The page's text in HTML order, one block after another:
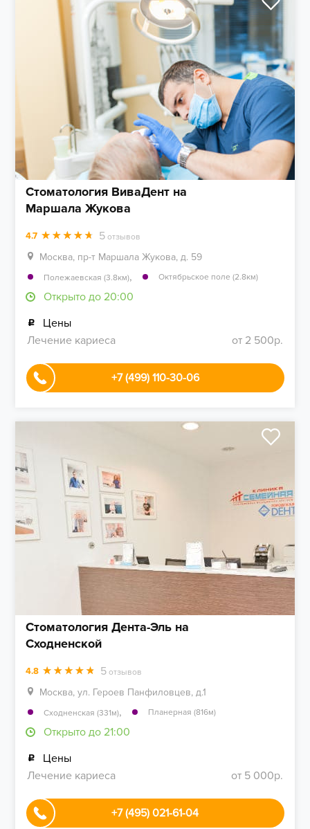
Стоматология ВиваДент на
Маршала Жукова
4.7 5 отзывов
Москва, пр-т Маршала Жукова, д. 59
Полежаевская (3.8км), Октябрьское поле (2.8км)
Открыто до 20:00
Цены
Лечение кариеса
от 2 500р.
+7 (499) 110-30-06
Стоматология Дента-Эль на
Сходненской
4.8 5 отзывов
Москва, ул. Героев Панфиловцев, д.1
Сходненская (331м), Планерная (816м)
Открыто до 21:00
Цены
Лечение кариеса
от 5 000р.
+7 (495) 021-61-04